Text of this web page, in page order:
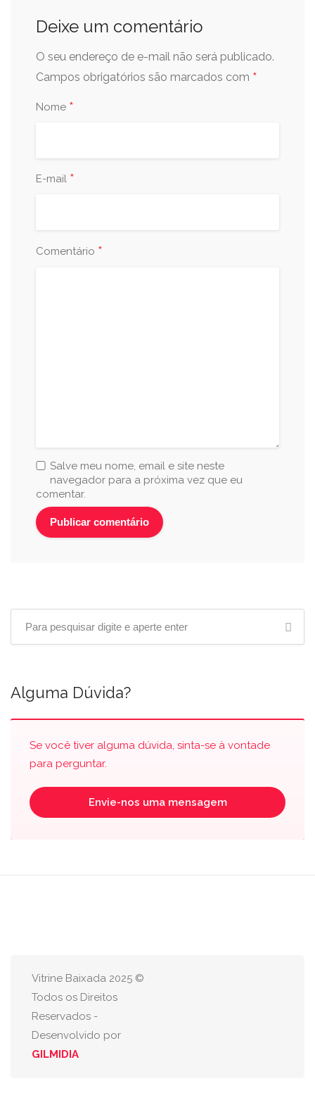
Deixe um comentário
O seu endereço de e-mail não será publicado.
Campos obrigatórios são marcados com *
Nome *
E-mail *
Comentário *
Salve meu nome, email e site neste
navegador para a próxima vez que eu
comentar.
Alguma Dúvida?
Se você tiver alguma dúvida, sinta-se à vontade
para perguntar.
Envie-nos uma mensagem
Vitrine Baixada 2025 ©
Todos os Direitos
Reservados -
Desenvolvido por
GILMIDIA